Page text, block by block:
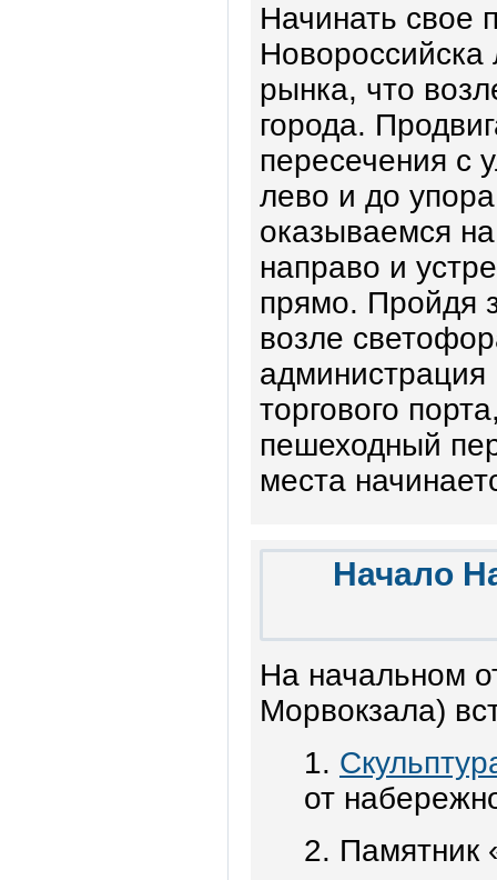
Начинать свое
Новороссийска
рынка, что
города.
пересечения с
лево и до
оказываемся
направо и
прямо. Пройдя
возле
администрация
торгового
пешеходный
места
Начало
На начальном
Морвокзала)
1.
от
2. Памятник